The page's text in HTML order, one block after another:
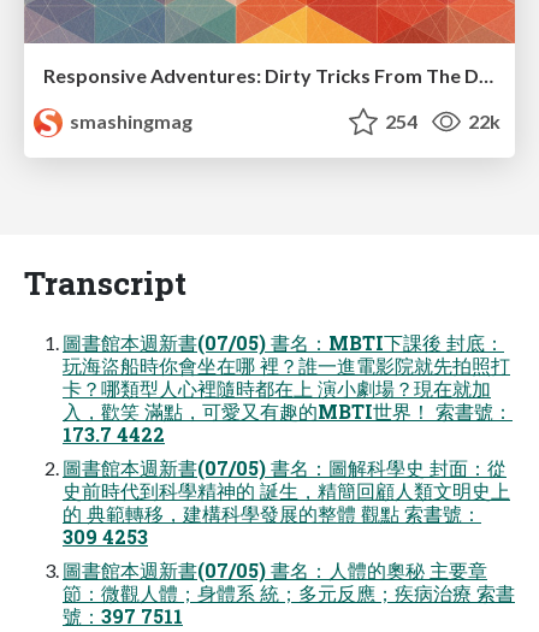
smashingmag
254 22k
Transcript
圖書館本週新書(07/05) 書名：MBTI下課後 封底：
玩海盜船時你會坐在哪 裡？誰一進電影院就先拍照打
卡？哪類型人心裡隨時都在上 演小劇場？現在就加
入，歡笑 滿點，可愛又有趣的MBTI世界！ 索書號：
173.7 4422
圖書館本週新書(07/05) 書名：圖解科學史 封面：從
史前時代到科學精神的 誕生，精簡回顧人類文明史上
的 典範轉移，建構科學發展的整體 觀點 索書號：
309 4253
圖書館本週新書(07/05) 書名：人體的奧秘 主要章
節：微觀人體；身體系 統；多元反應；疾病治療 索書
號：397 7511